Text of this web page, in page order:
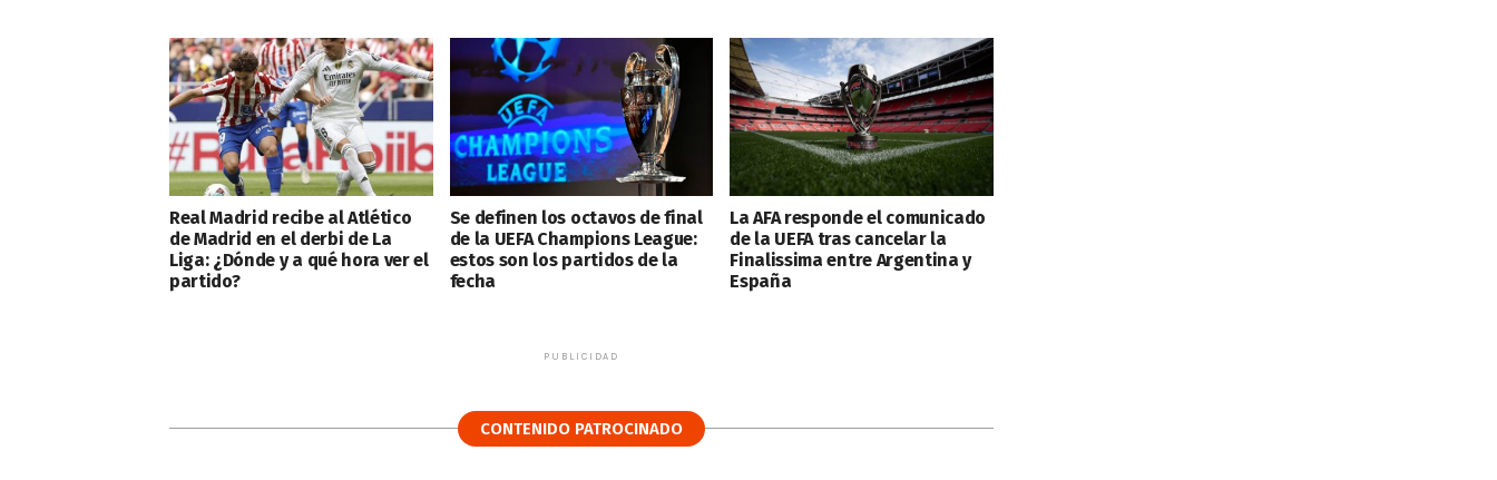
Real Madrid recibe al Atlético
de Madrid en el derbi de La
Liga: ¿Dónde y a qué hora ver el
partido?
Se definen los octavos de final
de la UEFA Champions League:
estos son los partidos de la
fecha
La AFA responde el comunicado
de la UEFA tras cancelar la
Finalissima entre Argentina y
España
PUBLICIDAD
CONTENIDO PATROCINADO